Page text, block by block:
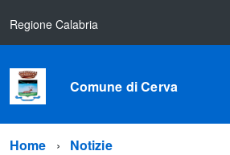
Regione Calabria
Comune di Cerva
Home Notizie